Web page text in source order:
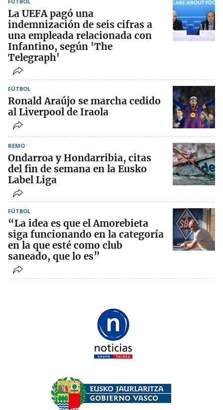
La UEFA pagó una
indemnización de seis cifras a
una empleada relacionada con
Infantino, según 'The
Telegraph'
FÚTBOL
Ronald Araújo se marcha cedido
al Liverpool de Iraola
REMO
Ondarroa y Hondarribia, citas
del fin de semana en la Eusko
Label Liga
FÚTBOL
“La idea es que el Amorebieta
siga funcionando en la categoría
en la que esté como club
saneado, que lo es”